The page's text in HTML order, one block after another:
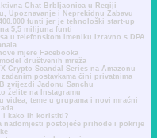
Chat Brbljaonica u Regiji
Upoznavanje i Neprekidnu Zabavu
funti jer je tehnološki start-up
5,5 milijuna funti
u telefonskom imeniku Izravno s DPA
mjere Facebooka
društvenih mreža
Crypto Scandal Series na Amazonu
postavkama čini privatnima
zvijezdi Jadonu Sanchu
želite na Instagramu
videa, teme u grupama i novi mračni
i kako ih koristiti?
nadomjesti postojeće prihode i pokrije